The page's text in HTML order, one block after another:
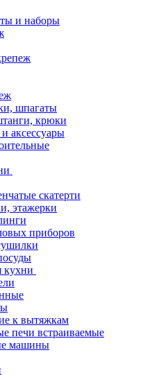
и наборы
шпагаты
крюки
аксессуары
скатерти
этажерки
приборов
кухни
к вытяжкам
печи встраиваемые
машины